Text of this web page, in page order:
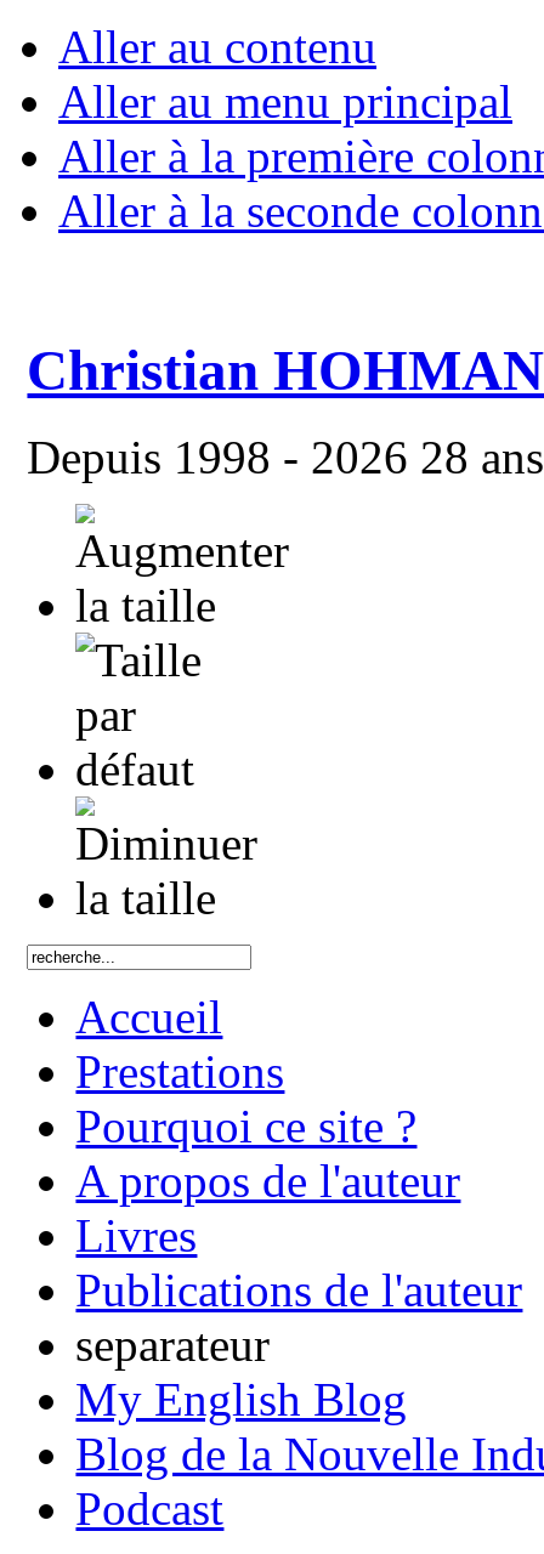
Aller au contenu
Aller au menu principal
Aller à la première
Aller à la seconde
Christian
Depuis 1998 - 2026 28
Accueil
Prestations
Pourquoi ce site ?
A propos de l'auteur
Livres
Publications de l'auteur
separateur
My English Blog
Blog de la Nouvelle
Podcast